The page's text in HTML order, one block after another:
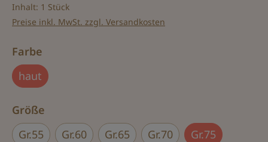
Inhalt: 1 Stück
Preise inkl. MwSt. zzgl. Versandkosten
Farbe
haut
Größe
Gr.55
Gr.60 Gr.65 Gr.70
Gr.75